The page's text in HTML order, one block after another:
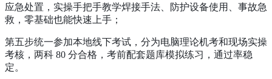
应急处置，实操手把手教学焊接手法、防护设备使用、事故急
救，零基础也能快速上手；
第五步统一参加本地线下考试，分为电脑理论机考和现场实操
考核，两科 80 分合格，考前配套题库模拟练习，通过率稳
定。